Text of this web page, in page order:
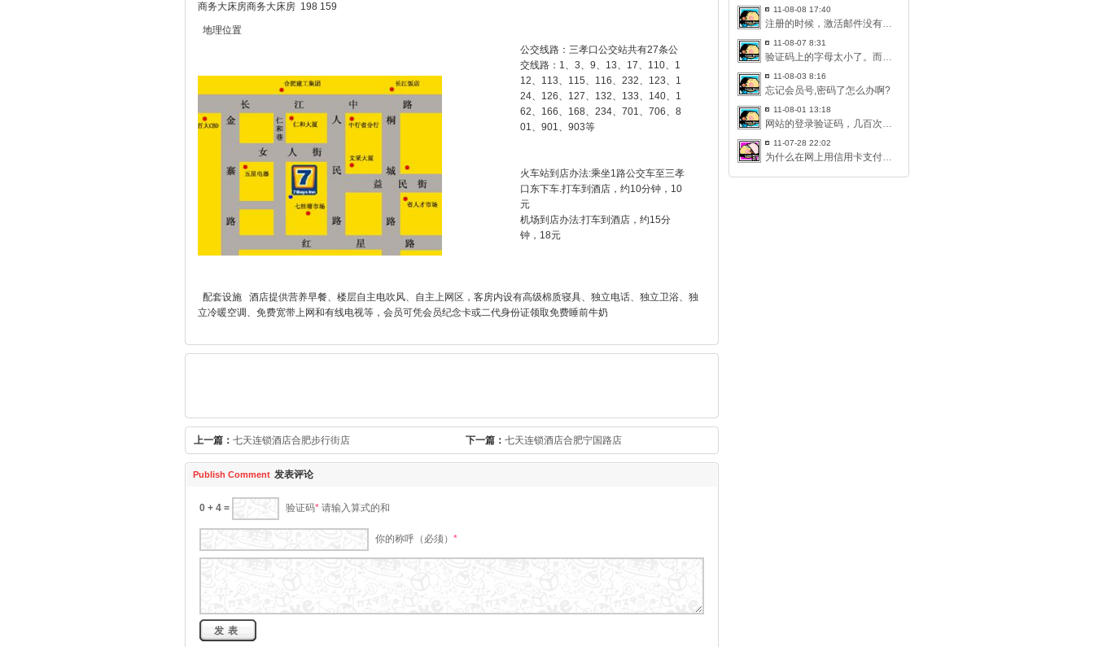
商务大床房商务大床房 198 159
地理位置
公交线路：三孝口公交站共有27条公
交线路：1、3、9、13、17、110、1
12、113、115、116、232、123、1
24、126、127、132、133、140、1
62、166、168、234、701、706、8
01、901、903等
火车站到店办法:乘坐1路公交车至三孝
口东下车.打车到酒店，约10分钟，10
元
机场到店办法:打车到酒店，约15分
钟，18元
配套设施 酒店提供营养早餐、楼层自主电吹风、自主上网区，客房内设有高级棉质寝具、独立电话、独立卫浴、独
立冷暖空调、免费宽带上网和有线电视等，会员可凭会员纪念卡或二代身份证领取免费睡前牛奶
上一篇： 七天连锁酒店合肥步行街店 下一篇： 七天连锁酒店合肥宁国路店
Publish Comment 发表评论
0 + 4 = 验证码* 请输入算式的和
你的称呼（必须） *
11-08-08 17:40
注册的时候，激活邮件没有收到，激活不了。想重新注册，但是身份
11-08-07 8:31
验证码上的字母太小了。而且模糊不清。眼睛不好的人根本看不见。
11-08-03 8:16
忘记会员号,密码了怎么办啊?
11-08-01 13:18
网站的登录验证码，几百次都是错误，不让登录了就明说嘛！搞这个
11-07-28 22:02
为什么在网上用信用卡支付不用输密码？ 只要卡号、有效期及信